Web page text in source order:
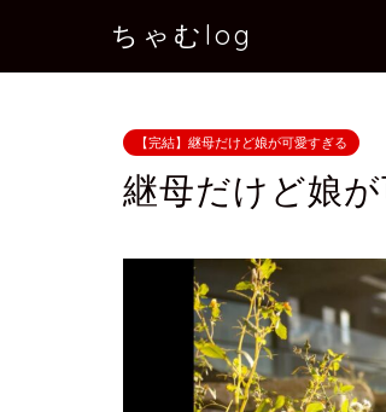
ちゃむlog
【完結】継母だけど娘が可愛すぎる
継母だけど娘